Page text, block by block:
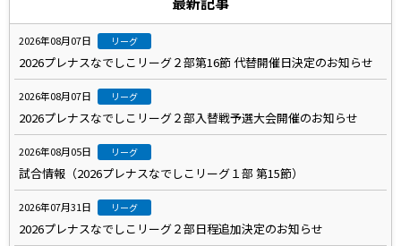
2026年08月07日 リーグ
2026プレナスなでしこリーグ２部第16節 代替開催日決定のお知らせ
2026年08月07日 リーグ
2026プレナスなでしこリーグ２部入替戦予選大会開催のお知らせ
2026年08月05日 リーグ
試合情報（2026プレナスなでしこリーグ１部 第15節）
2026年07月31日 リーグ
2026プレナスなでしこリーグ２部日程追加決定のお知らせ